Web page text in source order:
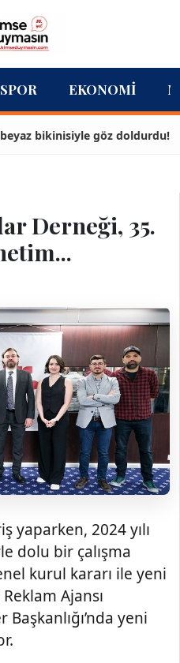
SPOR EKONOMI
bikinisiyle göz doldurdu!
Derneği, 35.
yaparken, 2024 yılı
dolu bir çalışma
kurul kararı ile yeni
Ajansı
yeni